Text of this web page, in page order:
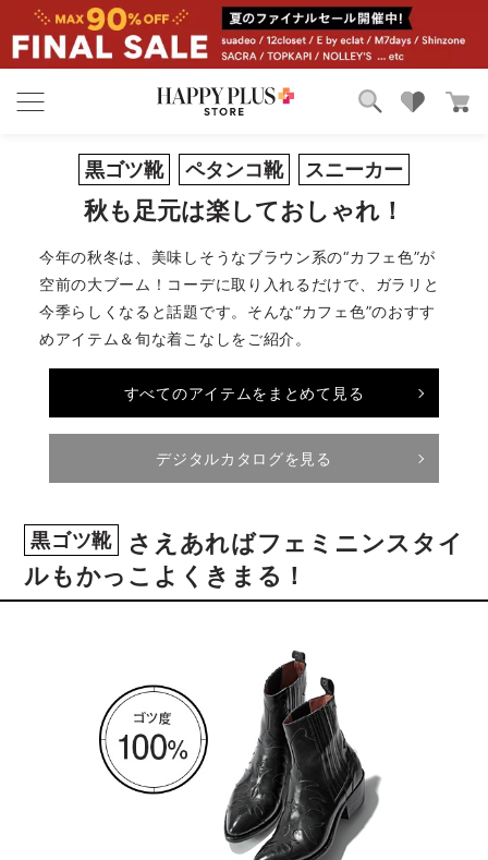
雑誌掲載アイテム
特集
黒ゴツ靴 ペタンコ靴 スニーカー
秋も足元は楽しておしゃれ！
今年の秋冬は、美味しそうなブラウン系の“カフェ色”が
空前の大ブーム！コーデに取り入れるだけで、ガラリと
今季らしくなると話題です。そんな“カフェ色”のおすす
めアイテム＆旬な着こなしをご紹介。
すべてのアイテムをまとめて見る
デジタルカタログを見る
黒ゴツ靴
さえあればフェミニンスタイ
ルもかっこよくきまる！